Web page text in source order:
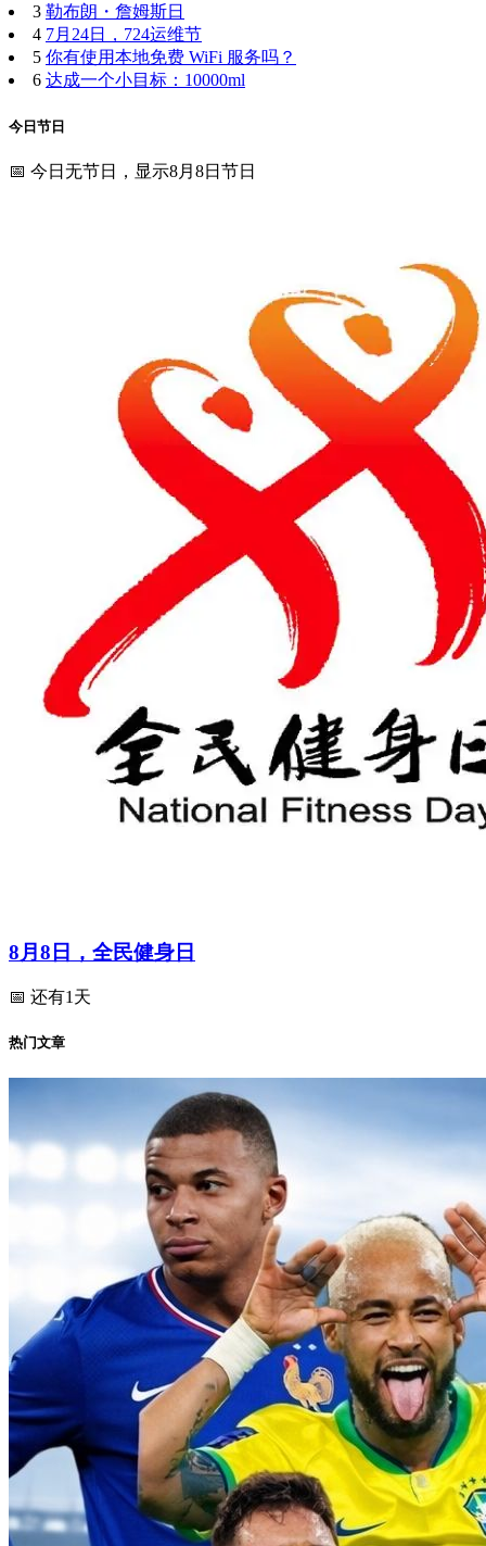
3 勒布朗・詹姆斯日
4 7月24日，724运维节
5 你有使用本地免费 WiFi 服务吗？
6 达成一个小目标：10000ml
今日节日
📅 今日无节日，显示8月8日节日
8月8日，全民健身日
📅 还有1天
热门文章